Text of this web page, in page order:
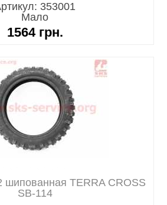
353001
Мало
1564 грн.
TERRA CROSS
SB-114